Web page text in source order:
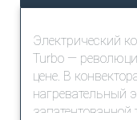
Электрический
Turbo —
цене. В
нагревательный
запатентованной